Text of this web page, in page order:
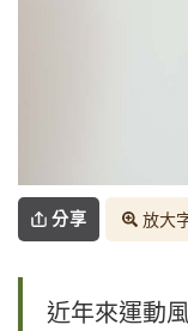
分享 放大
近年來運動